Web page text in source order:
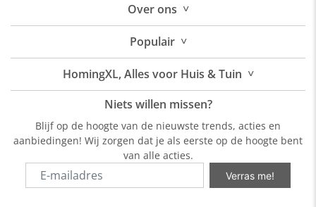
Overons ˅
Populair ˅
HomingXL, Alles voor Huis & Tuin ˅
Niets willen missen?
Blijf op de hoogte van de nieuwste trends, acties en
aanbiedingen! Wij zorgen dat je als eerste op de hoogte bent
van alle acties.
Verras me!